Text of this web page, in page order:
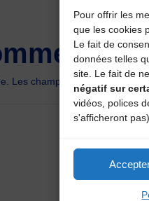
Pour offrir les
que les cookies
Le fait de
données telles
site. Le fait de
négatif sur
vidéos, polices
s'afficheront pas)
Les champs obligatoires sont